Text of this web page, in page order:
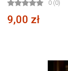
0 (0)
9,00 zł